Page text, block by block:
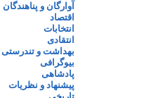
آوارگان و پناهندگان
اقتصاد
انتخابات
انتقادی
بهداشت و تندرستی
بیوگرافی
پادشاهی
پیشنهاد و نظریات